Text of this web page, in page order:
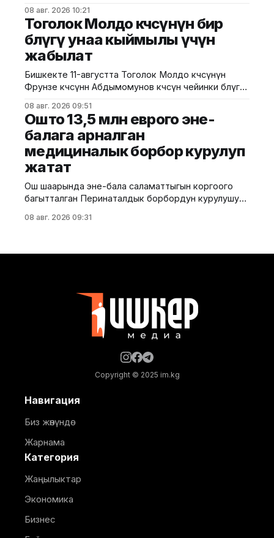
бузуулар аныкталды. Бул тууралуу Курулуш,
архитектура жана турак жай-коммуналдык чарба
министрлигинин басма сөз кызматы билдирди.
Маалыматка ылайык, Кулатов көчөсүндө жайгашкан
жана долбоордук документтер таризделбестен
жүргүзүлгөн. Жер казууда
08 авг. 2026 10:21
Тоголок Молдо көчөсүнүн бир
бөлүгү унаа кыймылы үчүн
жабылат
Бишкекте 11-августта Тоголок Молдо көчөсүнүн
Фрунзе көчөсүнөн Абдымомунов көчөсүнө чейинки бөлүгү
мэриясынын билдиришкендей, аталган тилкеде
бул убакта курулуш иштери жүргүзүлөт. Ал эми
Фрунзе жана Панфилов көчөлөрүнүн кесилиши
кайрадан унаалар үчүн ачылат. Мэрия
айдоочуларды жол кыймылындагы убактылуу
өзгөрүүлөрдү эске алып, жол белгилеринин
талаптарын так
08 авг. 2026 09:51
Ошто 13,5 млн еврого эне-
балага арналган
медициналык борбор курулуп
жатат
Ош шаарында эне-бала саламаттыгын коргоого
багытталган Перинаталдык борбордун курулушу
министрлигинин басма сөз кызматы билдирди.
энелерге жана ымыркайларга
08 авг. 2026 09:31
Copyright © 2025 im.kg
Навигация
Биз жөнүндө
Жарнама
Категория
Жаңылыктар
Экономика
Бизнес